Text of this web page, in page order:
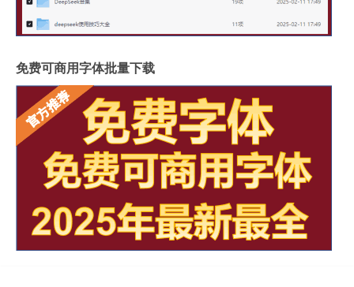
免费可商用字体批量下载